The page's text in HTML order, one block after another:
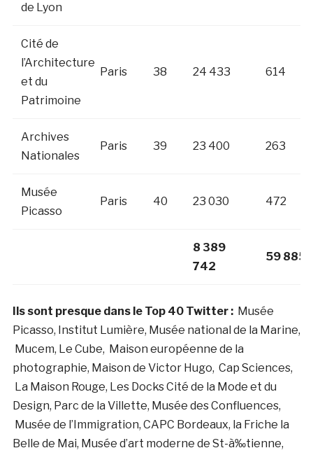
de Lyon
Cité de
l’Architecture
et du
Patrimoine
Paris 38 24 433 614
Archives
Nationales
Paris 39 23 400 263
Musée
Picasso
Paris 40 23 030 472
8 389
742
59 885
ls sont presque dans le Top 40 Twitter :Musée
Picasso, Institut Lumière, Musée national de la Marine,
Mucem, Le Cube, Maison européenne de la
photographie, Maison de Victor Hugo, Cap Sciences,
La Maison Rouge, Les Docks Cité de la Mode et du
Design, Parc de la Villette, Musée des Confluences,
Musée de l’Immigration, CAPC Bordeaux, la Friche la
Belle de Mai, Musée d’art moderne de St-à‰tienne,